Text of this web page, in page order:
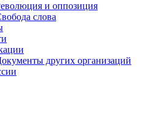
и оппозиция
слова
других организаций